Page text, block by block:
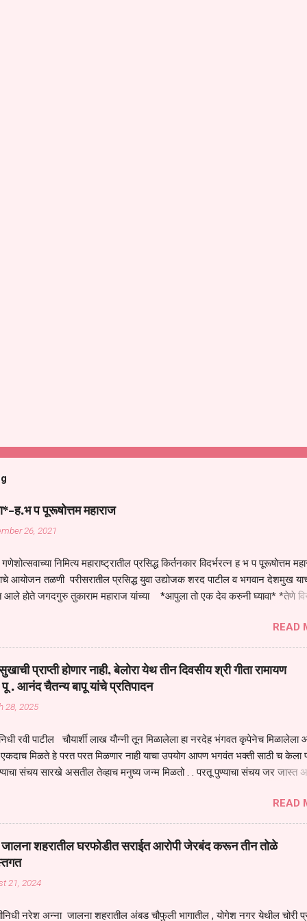
ह.भ प पूरूषोत्तम महाराज
26, 2021
निमित्य महाराष्ट्रातील प्रसिद्ध किर्तनकार विदर्भरत्न ह भ प पूरूषोत्तम
आयोजन तळणी परीसरातील प्रसिद्ध युवा उद्योजक शरद पाटील व भगवान देशमुख
आले होते जगदगुरु तुकाराम महाराज यांच्या *आपुला तो एक देव करुनी घ्यावा* *तेणे
बसलेली लोक ही खरच भाग्यवान आहेत कोरोना सारख्या महामारीत आपंण जिवंत आहोत
तर धार्मीक विचाराचा आधार आपल्याला घ्यावाच लागेल महामारीच्या काळात वारकरी
मानव जातीची मानसीक अवस्था सक्षम असणे गरजेचे आहे कोरोना ने मानवी
सगळ्याना करून दीली आहे मनुष्याच्या आयुष्यातील नामसाधना ही त्याच्यासाठी खूप
करण्याचा आळस आ...
READ
प्राप्ती होणार नाही, बेलोरा येथ तीन दिवसीय श्री गीता रामायण
. आनंद चैतन्य बापू यांचे प्रतिपादन
28, 2025
रवी पाटील चौयार्शी लाख यौन्नी तून मिळालेला हा नरदेह भंगवत कृपेनेच मिळालेला
मिळते हे परत परत मिळणार नाही याचा उपयोग आपण भगवंत भक्ती साठी च केला
संचय सारखे असतील तेव्हाच मनुष्य जन्म मिळतो . . परतू पुण्याचा संचय जर जास्त
सुंगधाचे व्यसन लागण्यापेक्षा भगवत भंक्ती चे व व्यसन लावा म्हणजे या नरदेहाचा उपयोग
मनुष्यावर होत असतात यापैकी भगवत कृपा ही पुण्यवानालाच होत असते . भगवंताच्या
होतो गरज आहे त्याला मनापासून आळवण्याची असे प्रतिपादन प पू चेतन्य बापू याचे कृपा
बापू यांनी तळणी येथून जवळच असलेल्या बेलोरा येथे केले तीन दिवसीय गीतारामायण
करण्यात आले आहे . या कलयुगात प्रत्येक मनुष्य दुःखी आहे थोडे थोडे सगळेच
कोणीच सुखी नजरेला येणार नाही . धनाने सुखी असतील पण शरीर व्याधी...
READ
जालना शहरातील घरफोडीत सराईत आरोपी जेरबंद करून तीन तोळे
21, 2024
नरेश अन्ना जालना शहरातील अंबड चौफुली भागातील , योगेश नगर येथील चोरी